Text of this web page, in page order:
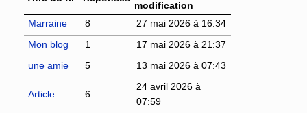
modification
Marraine
8
27 mai 2026 à 16:34
Mon blog
1
17 mai 2026 à 21:37
une amie
5 13 mai 2026 à 07:43
Article 6
24 avril 2026 à
07:59